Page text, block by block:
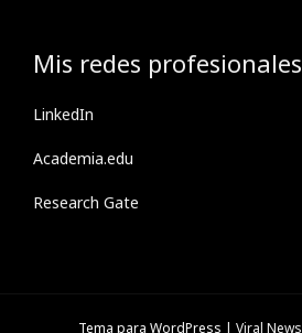
Mis redes profesionales
LinkedIn
Academia.edu
Research Gate
Tema para WordPress | Viral News